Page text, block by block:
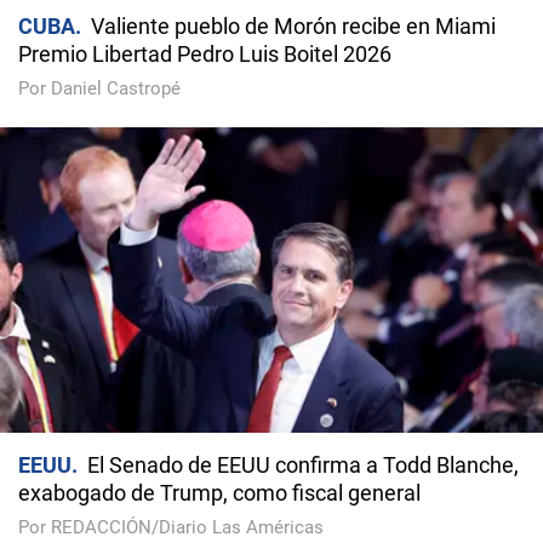
CUBA
Valiente pueblo de Morón recibe en Miami
Premio Libertad Pedro Luis Boitel 2026
Por Daniel Castropé
EEUU
El Senado de EEUU confirma a Todd Blanche,
exabogado de Trump, como fiscal general
Por REDACCIÓN/Diario Las Américas